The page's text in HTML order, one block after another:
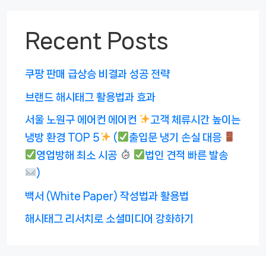
Recent Posts
쿠팡 판매 급상승 비결과 성공 전략
브랜드 해시태그 활용법과 효과
서울 노원구 에어컨 에어컨
고객 체류시간 높이는
냉방 환경 TOP 5
(
출입문 냉기 손실 대응
영업방해 최소 시공
법인 견적 빠른 발송
)
백서 (White Paper) 작성법과 활용법
해시태그 리서치로 소셜미디어 강화하기